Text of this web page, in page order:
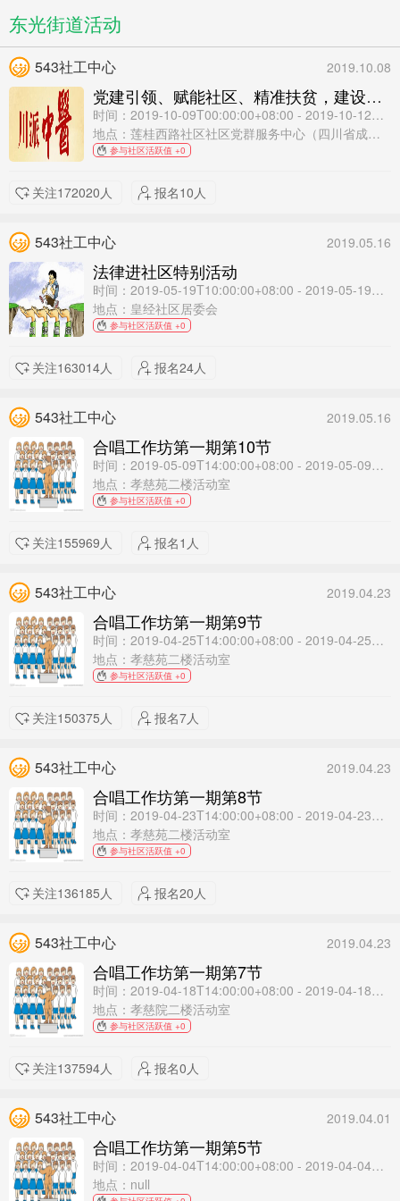
东光街道活动
543社工中心 2019.10.08
党建引领、赋能社区、精准扶贫，建设有温度的社区 九九重阳·感恩敬老 川派名中医主题活动
时间：2019-10-09T00:00:00+08:00 - 2019-10-12T12:00:00+08:00
地点：莲桂西路社区社区党群服务中心（四川省成都市锦江区工农院街19号）
参与社区活跃值 +0
关注172020人 报名10人
543社工中心 2019.05.16
法律进社区特别活动
时间：2019-05-19T10:00:00+08:00 - 2019-05-19T11:00:00+08:00
地点：皇经社区居委会
参与社区活跃值 +0
关注163014人 报名24人
543社工中心 2019.05.16
合唱工作坊第一期第10节
时间：2019-05-09T14:00:00+08:00 - 2019-05-09T16:00:00+08:00
地点：孝慈苑二楼活动室
参与社区活跃值 +0
关注155969人 报名1人
543社工中心 2019.04.23
合唱工作坊第一期第9节
时间：2019-04-25T14:00:00+08:00 - 2019-04-25T16:00:00+08:00
地点：孝慈苑二楼活动室
参与社区活跃值 +0
关注150375人 报名7人
543社工中心 2019.04.23
合唱工作坊第一期第8节
时间：2019-04-23T14:00:00+08:00 - 2019-04-23T16:00:00+08:00
地点：孝慈苑二楼活动室
参与社区活跃值 +0
关注136185人 报名20人
543社工中心 2019.04.23
合唱工作坊第一期第7节
时间：2019-04-18T14:00:00+08:00 - 2019-04-18T16:00:00+08:00
地点：孝慈院二楼活动室
参与社区活跃值 +0
关注137594人 报名0人
543社工中心 2019.04.01
合唱工作坊第一期第5节
时间：2019-04-04T14:00:00+08:00 - 2019-04-04T16:00:00+08:00
地点：null